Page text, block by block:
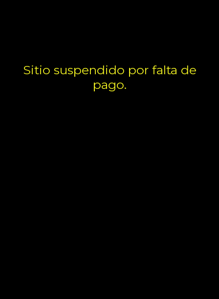
Sitio suspendido por falta de
pago.